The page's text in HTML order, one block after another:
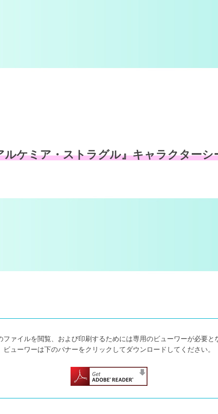
ルケミア・ストラグル』キャラクターシ
ファイルを閲覧、 および印刷するためには専用のビューワーが必要と
ビューワーは下のバナーをクリックして ダウンロードしてください。